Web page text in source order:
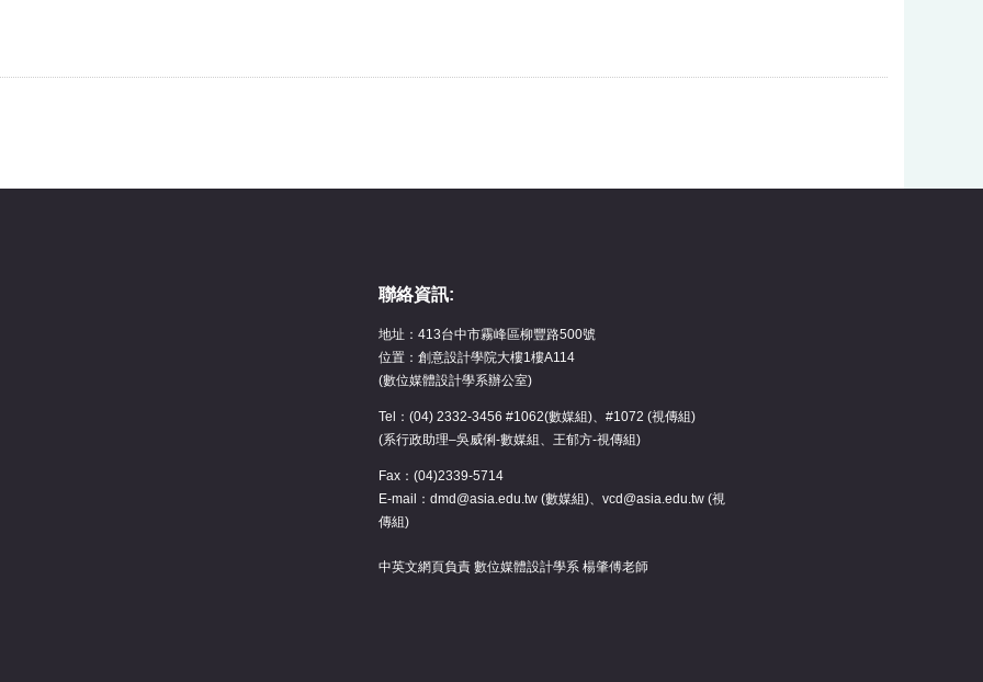
聯絡資訊:
地址：413台中市霧峰區柳豐路500號
位置：創意設計學院大樓1樓A114
(數位媒體設計學系辦公室)
Tel：(04) 2332-3456 #1062(數媒組)、#1072 (視傳組)
(系行政助理–吳威俐-數媒組、王郁方-視傳組)
Fax：(04)2339-5714
E-mail：dmd@asia.edu.tw (數媒組)、vcd@asia.edu.tw (視
傳組)
中英文網頁負責 數位媒體設計學系 楊肇傅老師